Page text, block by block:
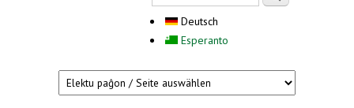
Deutsch
Esperanto